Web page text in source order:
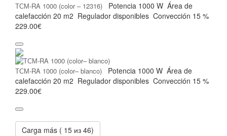
ТСМ-RA 1000 (color – 12316) Potencia 1000 W Área de
calefacción 20 m2 Regulador disponibles Convección 15 %
229.00€
ТСМ-RA 1000 (color– blanco) Potencia 1000 W Área de
calefacción 20 m2 Regulador disponibles Convección 15 %
229.00€
Carga más ( 15 из 46)